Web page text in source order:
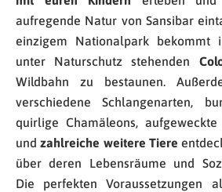
aufregende Natur von Sansibar
einzigem Nationalpark bekommt
unter Naturschutz stehenden
Wildbahn zu bestaunen.
verschiedene Schlangenarten,
quirlige Chamäleons,
undzahlreiche weitere Tiere
über deren Lebensräume und
Die perfekten Voraussetzungen